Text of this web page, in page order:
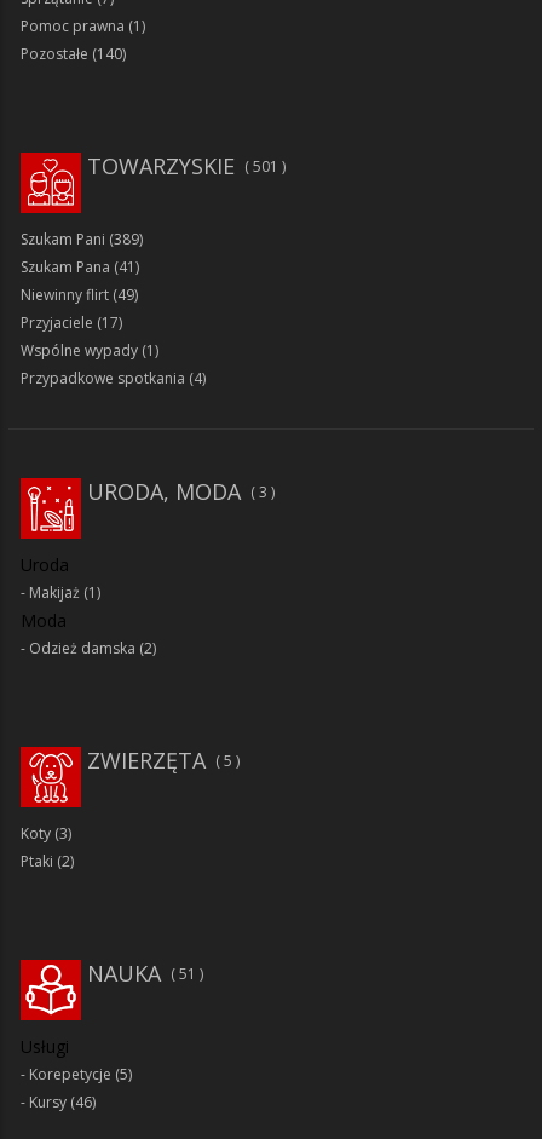
Pomoc prawna (1)
Pozostałe (140)
TOWARZYSKIE 501
Szukam Pani (389)
Szukam Pana (41)
Niewinny flirt (49)
Przyjaciele (17)
Wspólne wypady (1)
Przypadkowe spotkania (4)
URODA, MODA 3
Uroda
Makijaż (1)
Moda
Odzież damska (2)
ZWIERZĘTA 5
Koty (3)
Ptaki (2)
51
NAUKA
Usługi
Korepetycje (5)
Kursy (46)